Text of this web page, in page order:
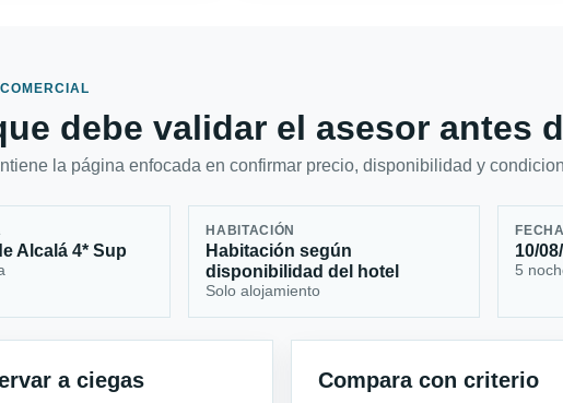
debe validar el asesor antes
la página enfocada en confirmar precio, disponibilidad y
Alcalá 4* Sup
HABITACIÓN
Habitación según
disponibilidad del hotel
Solo alojamiento
10/
5
a ciegas Compara con criterio